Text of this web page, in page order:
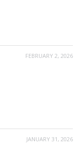
FEBRUARY 2, 2026
JANUARY 31, 2026